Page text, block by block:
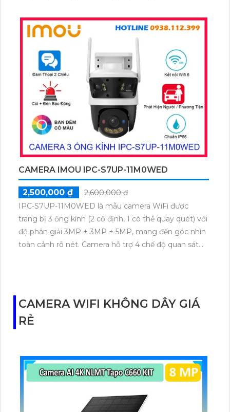
24/7 một cách chủ động. Với thiết kế bền bỉ đạt
chuẩn IP66, Tapo C120 sẵn sàng hoạt động mạnh
mẽ trong mọi điều kiện thời tiết.
CAMERA IMOU IPC-S7UP-11M0WED
2,500,000 ₫
2,600,000 ₫
IPC-S7UP-11M0WED là mẫu camera WiFi được
trang bị 3 ống kính (2 cố định, 1 có thể quay quét) với
độ phân giải 3MP + 3MP + 5MP, mang đến góc nhìn
toàn cảnh rõ nét. Camera hỗ trợ 4 chế độ quan sát
CAMERA WIFI KHÔNG DÂY GIÁ
RẺ